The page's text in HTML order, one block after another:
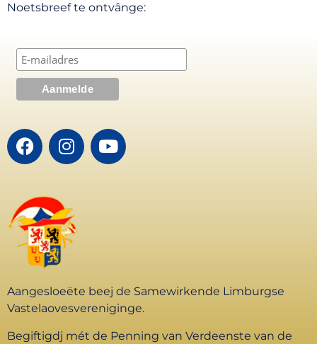
Noetsbreef te ontvânge:
Aangesloeëte beej de Samewirkende Limburgse
Vastelaovesvereniginge.
Begiftigdj mét de Penning van Verdeenste van de